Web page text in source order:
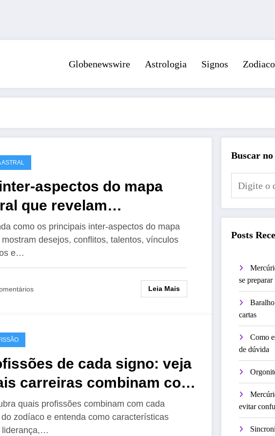
Globenewswire Astrologia Signos Zodiaco
ASTRAL
aspectos do mapa
que revelam
amor e destino
como os principais inter-aspectos do mapa
desejos, conflitos, talentos, vínculos
e…
Leia Mais
de cada signo: veja
carreiras combinam com
perfil
quais profissões combinam com cada
zodíaco e entenda como características
liderança,…
Buscar
Posts
se preparar
cartas
Como
de dúvida
evitar